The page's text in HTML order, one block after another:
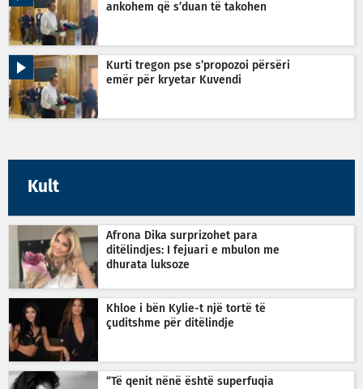
ankohem që s’duan të takohen
Kurti tregon pse s’propozoi përsëri
emër për kryetar Kuvendi
Kult
Afrona Dika surprizohet para
ditëlindjes: I fejuari e mbulon me
dhurata luksoze
Khloe i bën Kylie-t një tortë të
çuditshme për ditëlindje
“Të qenit nënë është superfuqia